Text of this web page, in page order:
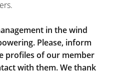
in the wind
Please, inform
profiles of our member
with them. We thank